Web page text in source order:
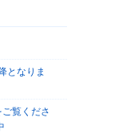
となりま
覧くださ